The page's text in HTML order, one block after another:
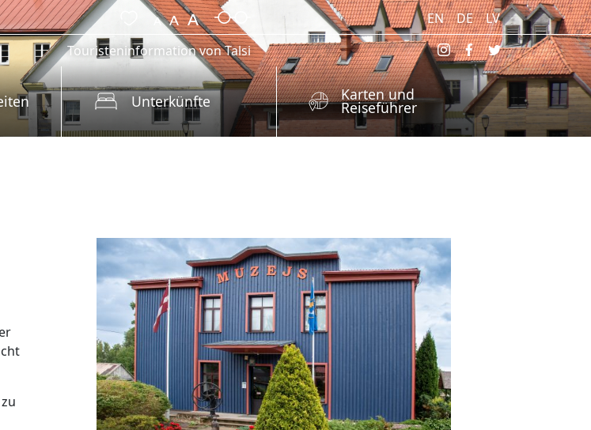
EN DE
LV
Touristeninformation von Talsi
Unterkünfte Karten und
Reiseführer